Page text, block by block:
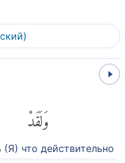
وَلَقَدْ
(Я) что действительно